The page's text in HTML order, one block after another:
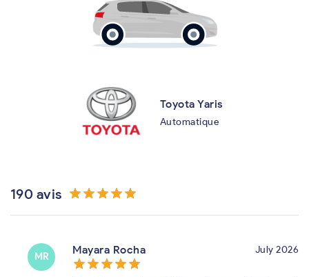
Toyota Yaris
Automatique
190 avis star_border
star star_border
star star_border
star star_border
star star_border
star
MR
Mayara Rocha
star_border
star star_border
star star_border
star star_border
star star_border
star
July 2026